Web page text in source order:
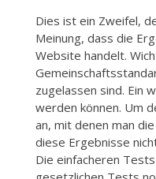
Dies ist ein Zweifel,
Meinung, dass die
Website handelt.
zugelassen sind. Ein
werden können. Um
an, mit denen man
diese Ergebnisse
Die einfacheren